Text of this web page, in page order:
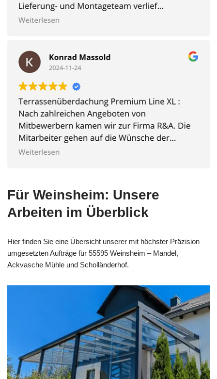
Für Weinsheim: Unsere
Arbeiten im Überblick
Hier finden Sie eine Übersicht unserer mit höchster Präzision
umgesetzten Aufträge für 55595 Weinsheim – Mandel,
Ackvasche Mühle und Scholländerhof.